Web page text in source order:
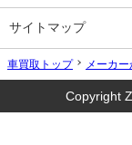
サイトマップ
車買取トップ メーカ
Copyright